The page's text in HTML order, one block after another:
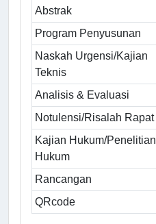
Abstrak
Program Penyusunan
Naskah Urgensi/Kajian
Teknis
Analisis & Evaluasi
Notulensi/Risalah Rapat
Kajian Hukum/Penelitian
Hukum
Rancangan
QRcode